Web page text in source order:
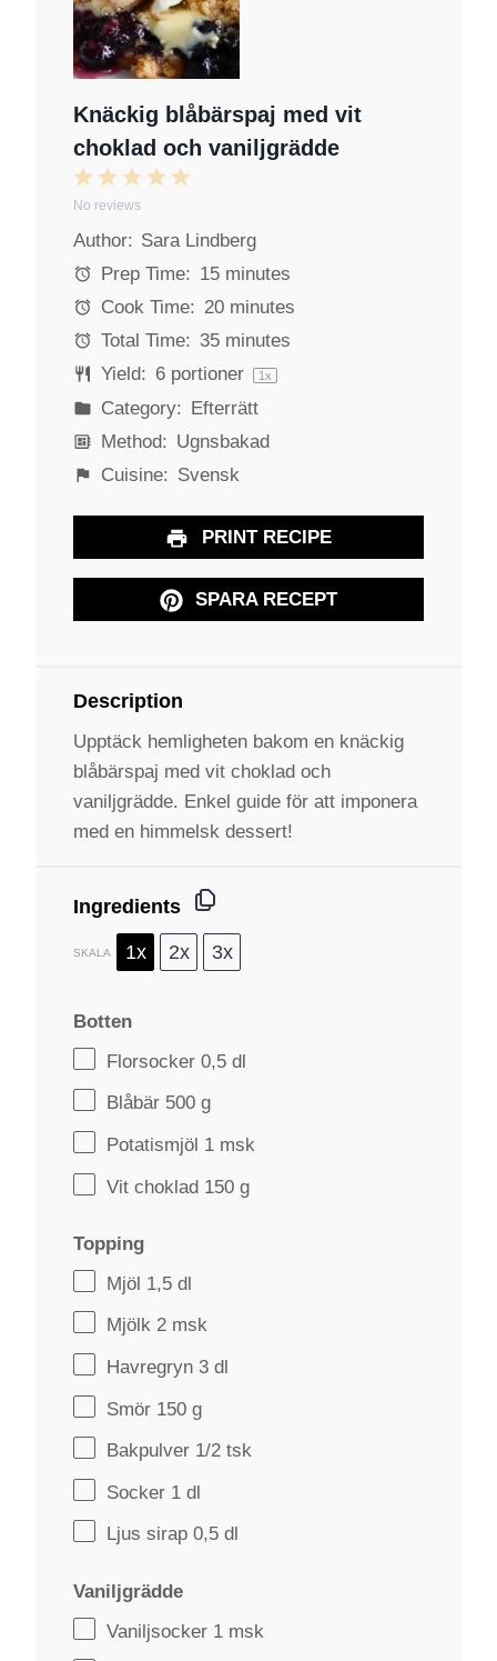
Knäckig blåbärspaj med vit
choklad och vaniljgrädde
5
t
r
4
t
a
r
s
3
t
a
r
s
2
S
t
a
r
s
1
S
t
a
No reviews
Author: Sara Lindberg
Prep Time: 15 minutes
Cook Time: 20 minutes
Total Time: 35 minutes
Yield: 6portioner 1x
Category: Efterrätt
Method: Ugnsbakad
Cuisine: Svensk
PRINT RECIPE
SPARA RECEPT
Description
Upptäck hemligheten bakom en knäckig
blåbärspaj med vit choklad och
vaniljgrädde. Enkel guide för att imponera
med en himmelsk dessert!
Ingredients
SKALA 1x 2x 3x
Botten
Florsocker 0,5 dl
Blåbär 500 g
Potatismjöl 1 msk
Vit choklad 150 g
Topping
Mjöl 1,5 dl
Mjölk 2 msk
Havregryn 3 dl
Smör 150 g
Bakpulver 1/2 tsk
Socker 1 dl
Ljus sirap 0,5 dl
Vaniljgrädde
Vaniljsocker 1 msk